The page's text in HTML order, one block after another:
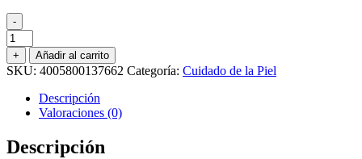
-
CREMA
MULTIPROPOSITO
NIVEA
CREME
ML.
cantidad
+ Añadir al carrito
SKU: 4005800137662 Categoría: Cuidado de la Piel
Descripción
Valoraciones (0)
Descripción